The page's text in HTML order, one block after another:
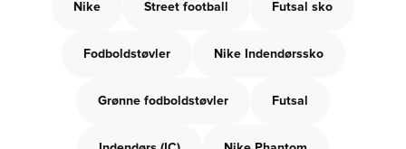
Nike Street football Futsal sko
Fodboldstøvler Nike Indendørssko
Grønne fodboldstøvler Futsal